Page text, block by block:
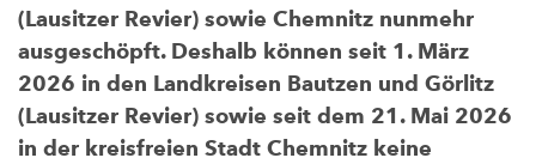
(Lausitzer Revier) sowie Chemnitz nunmehr
ausgeschöpft. Deshalb können seit 1. März
2026 in den Landkreisen Bautzen und Görlitz
(Lausitzer Revier) sowie seit dem 21. Mai 2026
in der kreisfreien Stadt Chemnitz keine